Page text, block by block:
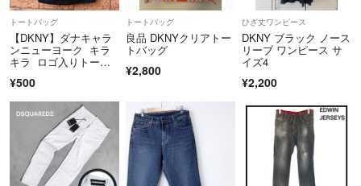
◆特商法：https://fril.jp/ts/official/law/vtr/
◆返品特約：
https://fril.jp/ts/official/law/vtr/#return_policy
◆適格請求書発行事業者登録番号：T4260002013524
トートバッグ
【DKNY】ダナキャラ
ンニューヨーク キラ
キラ ロゴ入りトート
¥500
トートバッグ
良品 DKNYクリアトー
トバッグ
¥2,800
ひざ丈ワンピース
DKNY ブラック ノース
リーブ ワンピース サ
イズ4
¥2,200